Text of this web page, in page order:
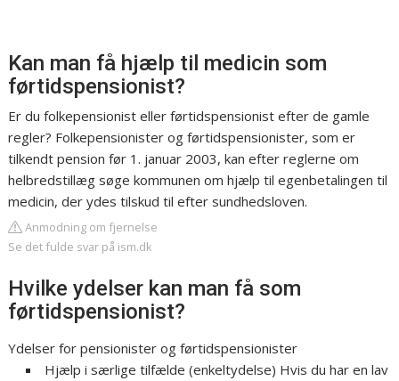
Kan man få hjælp til medicin som
førtidspensionist?
Er du folkepensionist eller førtidspensionist efter de gamle
regler? Folkepensionister og førtidspensionister, som er
tilkendt pension før 1. januar 2003, kan efter reglerne om
helbredstillæg søge kommunen om hjælp til egenbetalingen til
medicin, der ydes tilskud til efter sundhedsloven.
Anmodning om fjernelse
Se det fulde svar på ism.dk
Hvilke ydelser kan man få som
førtidspensionist?
Ydelser for pensionister og førtidspensionister
Hjælp i særlige tilfælde (enkeltydelse) Hvis du har en lav